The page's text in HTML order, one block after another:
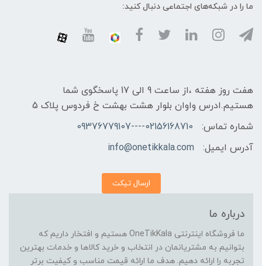
ما را در شبکه‌های اجتماعی دنبال کنید:
هفت روز هفته ،از ساعت 9 الی 17 پاسخگوی شما
هستیم.ادرس واوان بلوار هشت بهشت خ فردوس پلاک 5
شماره تماس:
02156168710----09376779107
آدرس ایمیل:
info@onetikkala.com
ارسال تیکت
درباره ما
ما فروشگاه اینترنتی OneTikKala هستیم و افتخار داریم که
بتوانیم به مشتریانمان در انتخاب و خرید کالاها و خدمات بهترین
تجربه را ارائه دهیم. هدف ما ارائه قیمت مناسب و کیفیت برتر